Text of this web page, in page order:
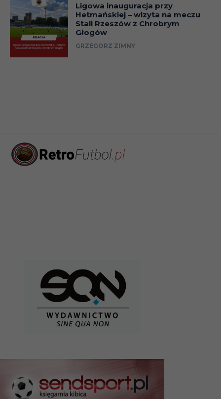
Ligowa inauguracja przy
Hetmańskiej – wizyta na meczu
Stali Rzeszów z Chrobrym
Głogów
GRZEGORZ ZIMNY